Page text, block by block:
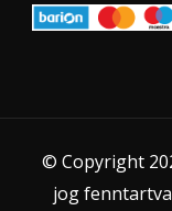
© Copyright
jog